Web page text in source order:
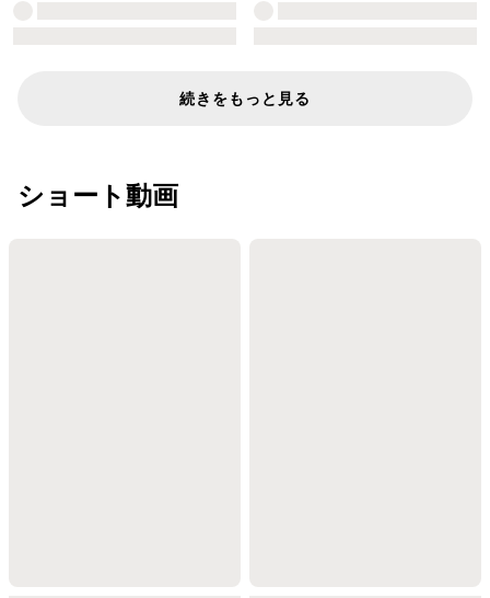
続きをもっと見る
ショート動画